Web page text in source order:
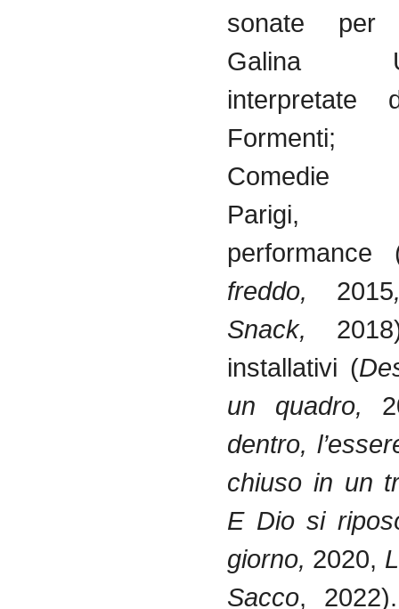
sonate
Galina
interpretate
Comedie
Parigi,
performance
freddo, 2015
Snack,
installativi (
un quadro,
dentro,
chiuso in un
E Dio si
giorno, 2020,
Sacco,